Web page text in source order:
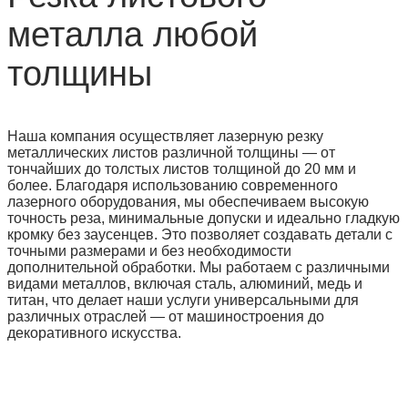
металла любой
толщины
Наша компания осуществляет лазерную резку
металлических листов различной толщины — от
тончайших до толстых листов толщиной до 20 мм и
более. Благодаря использованию современного
лазерного оборудования, мы обеспечиваем высокую
точность реза, минимальные допуски и идеально гладкую
кромку без заусенцев. Это позволяет создавать детали с
точными размерами и без необходимости
дополнительной обработки. Мы работаем с различными
видами металлов, включая сталь, алюминий, медь и
титан, что делает наши услуги универсальными для
различных отраслей — от машиностроения до
декоративного искусства.